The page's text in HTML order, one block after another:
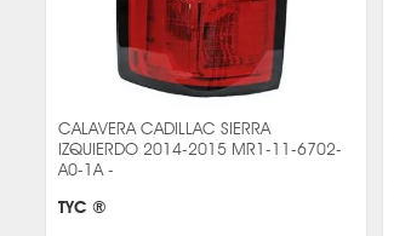
CALAVERA CADILLAC SIERRA
IZQUIERDO 2014-2015 MR1-11-6702-
A0-1A -
TYC ®